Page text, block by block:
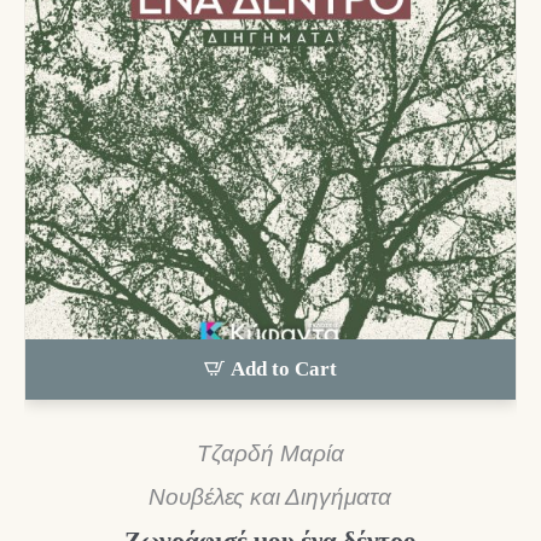
Add to Cart
Τζαρδή Μαρία
Νουβέλες και Διηγήματα